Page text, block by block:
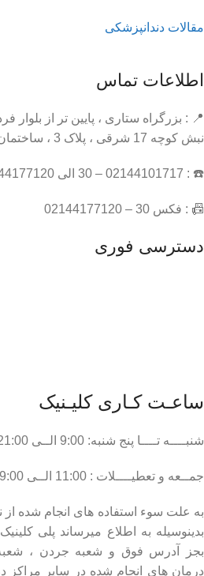
مقالات دندانپزشکی
اطلاعات تماس
📍 : بزرگراه ستاری ، پایین تر از
نبش کوچه 17 شرقی ، پلاک 3 ، ساختمان پزشکان رامیار
☎️ : 02144101717 – 30 الی 44177120
📠 : فکس 30 – 02144177120
دسترسی فوری
ساعـت کـاری کلیـنیک
شنبــــه تــــا پنج شنبه: 9:00 الــی 21:00
جمــعه و تعطیــــلات : 11:00 الــی 19:00
به علت سوء استفاده های انجام شده
بدینوسیله به اطلاع میرساند پلی
بجز آدرس فوق و شعبه جردن ،
درمان های انجام شده در سایر مراکز